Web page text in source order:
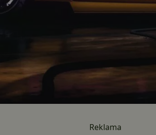
Reklama